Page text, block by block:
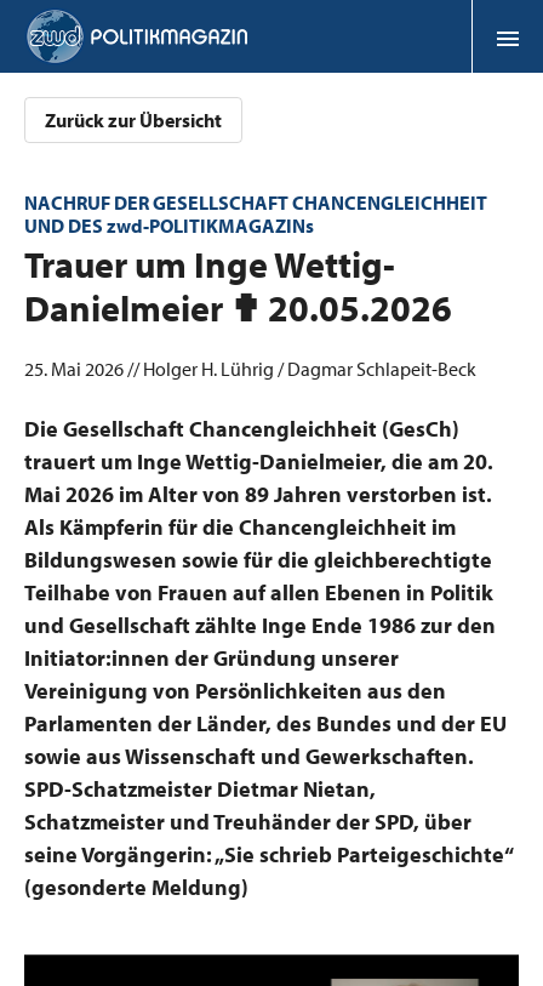
Zurück zur Übersicht
NACHRUF DER GESELLSCHAFT CHANCENGLEICHHEIT
UND DES zwd-POLITIKMAGAZINs
:Trauer um Inge Wettig-
Danielmeier ✟ 20.05.2026
25. Mai 2026 // Holger H. Lührig / Dagmar Schlapeit-Beck
Die Gesellschaft Chancengleichheit (GesCh)
trauert um Inge Wettig-Danielmeier, die am 20.
Mai 2026 im Alter von 89 Jahren verstorben ist.
Als Kämpferin für die Chancengleichheit im
Bildungswesen sowie für die gleichberechtigte
Teilhabe von Frauen auf allen Ebenen in Politik
und Gesellschaft zählte Inge Ende 1986 zur den
Initiator:innen der Gründung unserer
Vereinigung von Persönlichkeiten aus den
Parlamenten der Länder, des Bundes und der EU
sowie aus Wissenschaft und Gewerkschaften.
SPD-Schatzmeister Dietmar Nietan,
Schatzmeister und Treuhänder der SPD, über
seine Vorgängerin: „Sie schrieb Parteigeschichte“
(gesonderte Meldung)